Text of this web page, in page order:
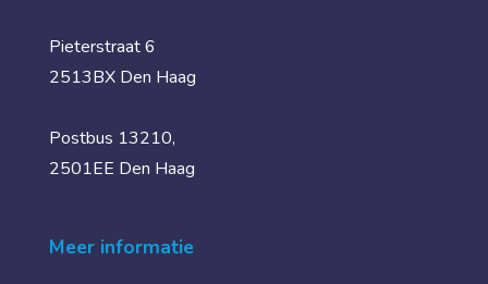
Pieterstraat 6
2513BX Den Haag
Postbus 13210,
2501EE Den Haag
Meer informatie